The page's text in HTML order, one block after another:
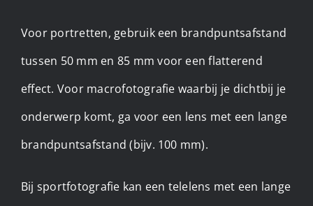
Voor portretten, gebruik een brandpuntsafstand
tussen 50 mm en 85 mm voor een flatterend
effect. Voor macrofotografie waarbij je dichtbij je
onderwerp komt, ga voor een lens met een lange
brandpuntsafstand (bijv. 100 mm).
Bij sportfotografie kan een telelens met een lange